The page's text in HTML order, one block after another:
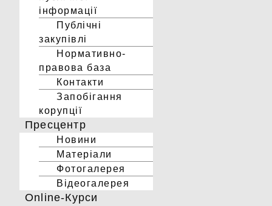
інформації
Публічні
закупівлі
Нормативно-
правова база
Контакти
Запобігання
корупції
Пресцентр
Новини
Матеріали
Фотогалерея
Відеогалерея
Online-Курси